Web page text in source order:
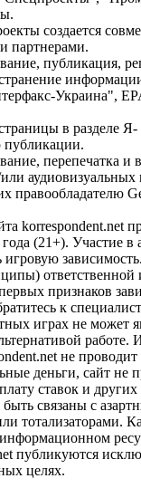
создается
партнерами.
публикация,
Украина",
в разделе
публикации.
перепечатка и
аудиовизуальных
правообладателю
korrespondent.net
(21+). Участие в
игровую
признаков
к
играх не может
не
деньги, сайт не
ставок и
быть связаны с
тотализаторами.
публикуются
целях.